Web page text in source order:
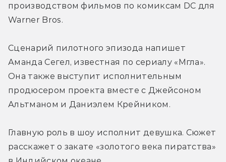
производством фильмов по комиксам DC для
Warner Bros.
Сценарий пилотного эпизода напишет
Аманда Сегел, известная по сериалу «Мгла».
Она также выступит исполнительным
продюсером проекта вместе с Джейсоном
Альтманом и Даниэлем Крейником.
Главную роль в шоу исполнит девушка. Сюжет
расскажет о закате «золотого века пиратства»